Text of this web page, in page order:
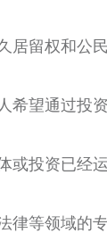
留权和公
望通过投
投资已经
等领域的